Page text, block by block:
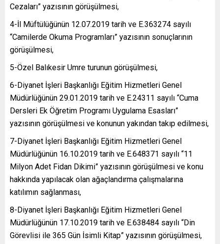
Cezaları” yazısının görüşülmesi,
4-İl Müftülüğünün 12.07.2019 tarih ve E.363274 sayılı
“Camilerde Okuma Programları” yazısının sonuçlarının
görüşülmesi,
5-Özel Balıkesir Umre turunun görüşülmesi,
6-Diyanet İşleri Başkanlığı Eğitim Hizmetleri Genel
Müdürlüğünün 29.01.2019 tarih ve E.24311 sayılı “Cuma
Dersleri Ek Öğretim Programı Uygulama Esasları”
yazısının görüşülmesi ve konunun yakından takıp edilmesi,
7-Diyanet İşleri Başkanlığı Eğitim Hizmetleri Genel
Müdürlüğünün 16.10.2019 tarih ve E.648371 sayılı “11
Milyon Adet Fidan Dikimi” yazısının görüşülmesi ve konu
hakkında yapılacak olan ağaçlandırma çalışmalarına
katılımın sağlanması,
8-Diyanet İşleri Başkanlığı Eğitim Hizmetleri Genel
Müdürlüğünün 17.10.2019 tarih ve E.638484 sayılı “Din
Görevlisi ile 365 Gün İsimli Kitap” yazısının görüşülmesi,